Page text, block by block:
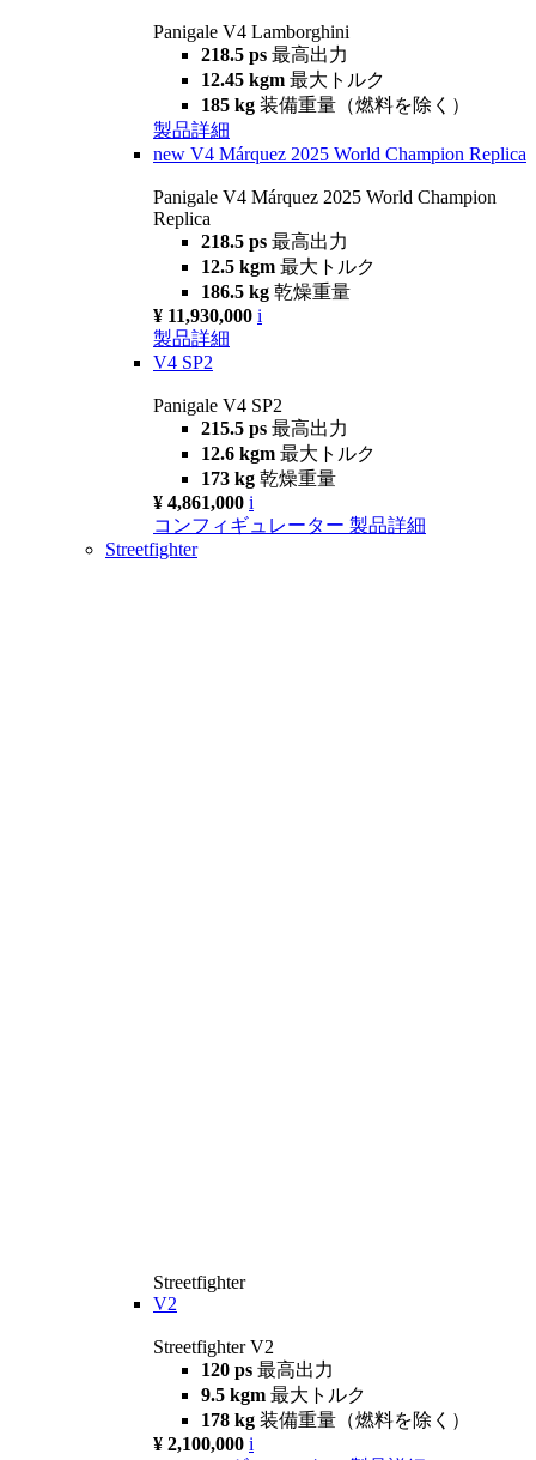
Panigale V4 Lamborghini
218.5 ps 最高出力
12.45 kgm 最大トルク
185 kg 装備重量（燃料を除く）
製品詳細
new V4 Márquez 2025 World Champion Replica
Panigale V4 Márquez 2025 World Champion
Replica
218.5 ps 最高出力
12.5 kgm 最大トルク
186.5 kg 乾燥重量
¥ 11,930,000 i
製品詳細
V4 SP2
Panigale V4 SP2
215.5 ps 最高出力
12.6 kgm 最大トルク
173 kg 乾燥重量
¥ 4,861,000 i
コンフィギュレーター 製品詳細
Streetfighter
Streetfighter
V2
Streetfighter V2
120 ps 最高出力
9.5 kgm 最大トルク
178 kg 装備重量（燃料を除く）
¥ 2,100,000 i